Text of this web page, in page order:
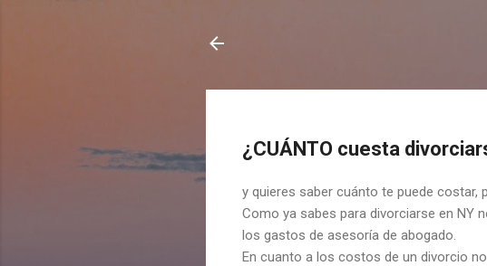
¿CUÁNTO cuesta
y quieres saber cuánto te puede costar,
Como ya sabes para divorciarse en NY
los gastos de asesoría de abogado.
En cuanto a los costos de un divorcio